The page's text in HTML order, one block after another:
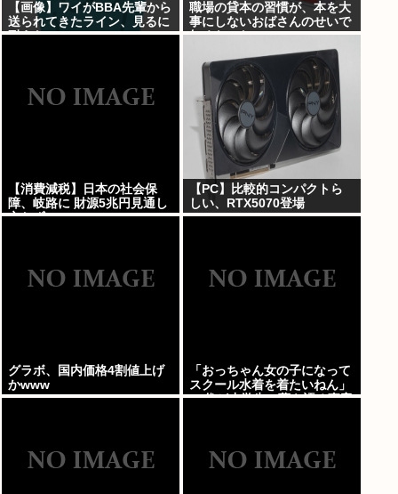
【画像】ワイがBBA先輩から
送られてきたライン、見るに
耐えない・・・
職場の貸本の習慣が、本を大
事にしないおばさんのせいで
無くなった
【消費減税】日本の社会保
障、岐路に 財源5兆円見通し
立たず
【PC】比較的コンパクトら
しい、RTX5070登場
グラボ、国内価格4割値上げ
かwww
「おっちゃん女の子になって
スクール水着を着たいねん」
60代が小学生に夢を語る事案